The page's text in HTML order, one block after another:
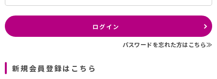
ログイン
パスワードを忘れた方はこちら≫
新規会員登録はこちら